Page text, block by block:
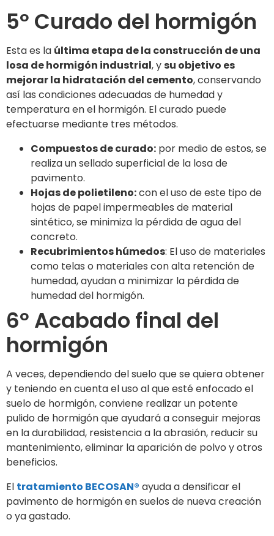
5º Curado del hormigón
Esta es la última etapa de la construcción de una
losa de hormigón industrial, ysu objetivo es
mejorar la hidratación del cemento, conservando
así las condiciones adecuadas de humedad y
temperatura en el hormigón. El curado puede
efectuarse mediante tres métodos.
Compuestos de curado: por medio de estos, se
realiza un sellado superficial de la losa de
pavimento.
Hojas de polietileno:con el uso de este tipo de
hojas de papel impermeables de material
sintético, se minimiza la pérdida de agua del
concreto.
Recubrimientos húmedos: El uso de materiales
como telas o materiales con alta retención de
humedad, ayudan a minimizar la pérdida de
humedad del hormigón.
6º Acabado final del
hormigón
A veces, dependiendo del suelo que se quiera obtener
y teniendo en cuenta el uso al que esté enfocado el
suelo de hormigón, conviene realizar un potente
pulido de hormigón que ayudará a conseguir mejoras
en la durabilidad, resistencia a la abrasión, reducir su
mantenimiento, eliminar la aparición de polvo y otros
beneficios.
El tratamiento BECOSAN® ayuda a densificar el
pavimento de hormigón en suelos de nueva creación
o ya gastado.